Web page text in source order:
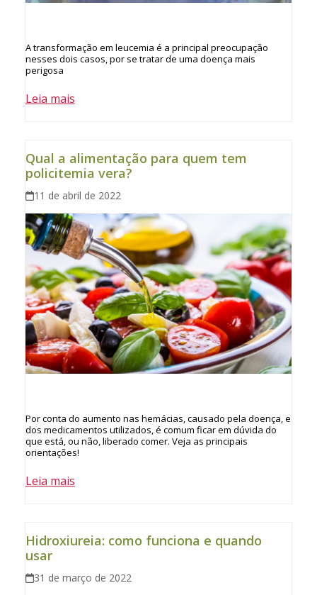
A transformação em leucemia é a principal preocupação
nesses dois casos, por se tratar de uma doença mais
perigosa
Leia mais
Qual a alimentação para quem tem
policitemia vera?
11 de abril de 2022
Por conta do aumento nas hemácias, causado pela doença, e
dos medicamentos utilizados, é comum ficar em dúvida do
que está, ou não, liberado comer. Veja as principais
orientações!
Leia mais
Hidroxiureia: como funciona e quando
usar
31 de março de 2022